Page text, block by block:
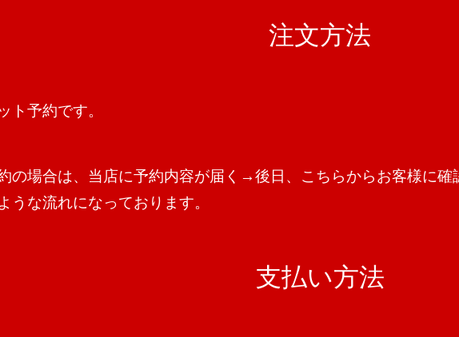
注文方法
ト予約です。
の場合は、当店に予約内容が届く→後日、こちらからお客様に
うな流れになっております。
支払い方法